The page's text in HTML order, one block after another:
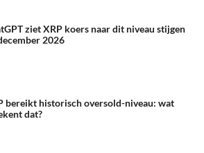
ziet XRP koers naar dit niveau stijgen
2026
bereikt historisch oversold-niveau: wat
dat?